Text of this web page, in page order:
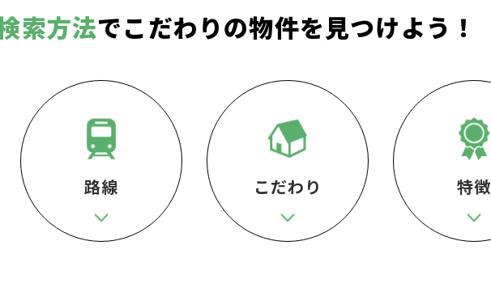
索方法でこだわりの物件を見つけよう！
路線 こだわり 特徴